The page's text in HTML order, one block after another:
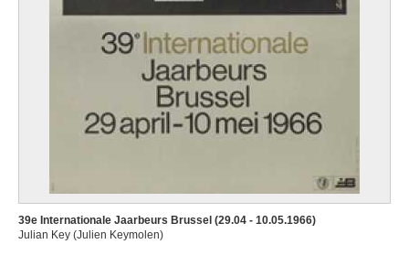
39e Internationale Jaarbeurs Brussel (29.04 - 10.05.1966)
Julian Key (Julien Keymolen)